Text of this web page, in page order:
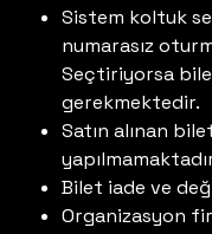
Sistem koltuk
numarasız
Seçtiriyorsa
gerekmektedir.
Satın alınan
Bilet iade ve
Organizasyon